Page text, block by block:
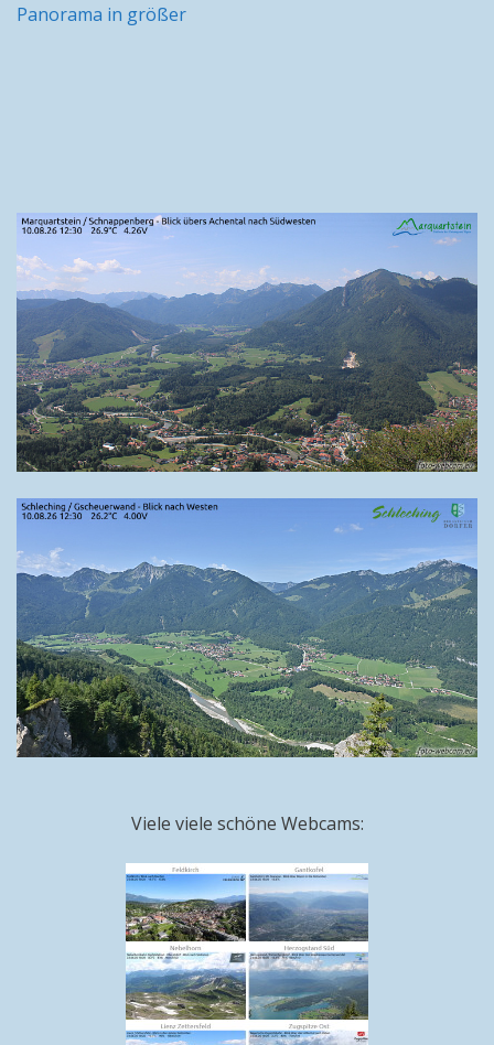
Panorama in größer
Viele viele schöne Webcams: